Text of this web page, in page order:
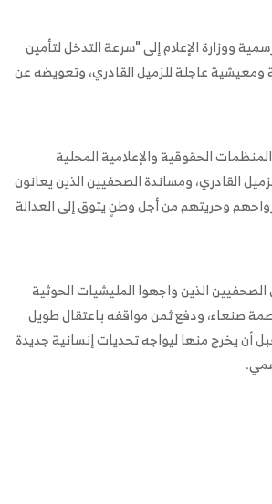
ووزارة الإعلام إلى "سرعة التدخل لتأمين
عاجلة للزميل القادري، وتعويضه عن
الحقوقية والإعلامية المحلية
القادري، ومساندة الصحفيين الذين يعانون
وحريتهم من أجل وطنٍ يتوق إلى العدالة
الذين واجهوا المليشيات الحوثية
صنعاء، ودفع ثمن مواقفه باعتقال طويل
أن يخرج منها ليواجه تحديات إنسانية جديدة